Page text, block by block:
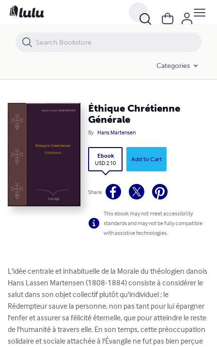
Categories
Éthique Chrétienne
Générale
By Hans Martensen
Ebook
USD 2.10
Add to Cart
Share
This ebook may not meet accessibility
standards and may not be fully compatible
with assistive technologies.
L'idée centrale et inhabituelle de la Morale du théologien danois
Hans Lassen Martensen (1808-1884) consiste à considérer le
salut dans son objet collectif plutôt qu'individuel ; le
Rédempteur sauve la personne, non pas tant pour lui épargner
l'enfer et assurer sa félicité éternelle, que pour atteindre le reste
de l'humanité à travers elle. En son temps, cette préoccupation
solidaire et sociale attachée à l'Évangile ne fut pas bien perçue
Éthique Chrétienne Générale